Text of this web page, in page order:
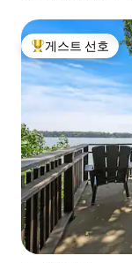
상위 게스트 선호
게스트 선호